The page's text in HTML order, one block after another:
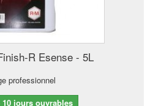
R Esense - 5L
professionnel
jours ouvrables